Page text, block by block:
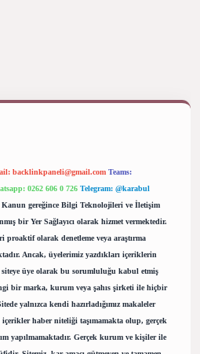
backlinkpaneli@gmail.com Teams:
0262 606 0 726 Telegram: @karabul
Kanun gereğince Bilgi Teknolojileri ve İletişim
bir Yer Sağlayıcı olarak hizmet vermektedir.
proaktif olarak denetleme veya araştırma
Ancak, üyelerimiz yazdıkları içeriklerin
üye olarak bu sorumluluğu kabul etmiş
bir marka, kurum veya şahıs şirketi ile hiçbir
yalnızca kendi hazırladığımız makaleler
haber niteliği taşımamakta olup, gerçek
yapılmamaktadır. Gerçek kurum ve kişiler ile